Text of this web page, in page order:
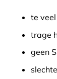
te
trage
geen